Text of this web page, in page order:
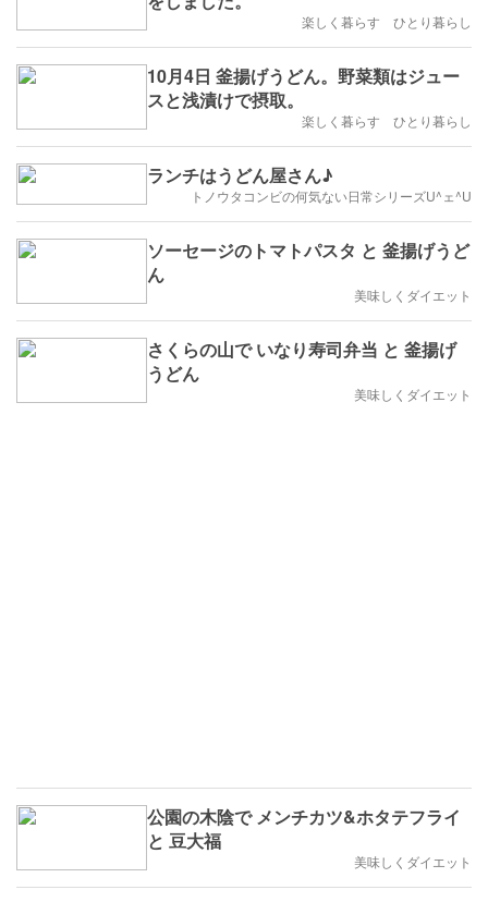
楽しく暮らす ひとり暮らし
10月4日 釜揚げうどん。野菜類はジュー
スと浅漬けで摂取。
楽しく暮らす ひとり暮らし
ランチはうどん屋さん♪
トノウタコンビの何気ない日常シリーズU^ェ^U
ソーセージのトマトパスタ と 釜揚げうど
ん
美味しくダイエット
さくらの山で いなり寿司弁当 と 釜揚げ
うどん
美味しくダイエット
公園の木陰で メンチカツ&ホタテフライ
と 豆大福
美味しくダイエット